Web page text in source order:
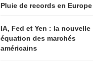
Pluie de records en Europe
IA, Fed et Yen : la nouvelle
équation des marchés
américains